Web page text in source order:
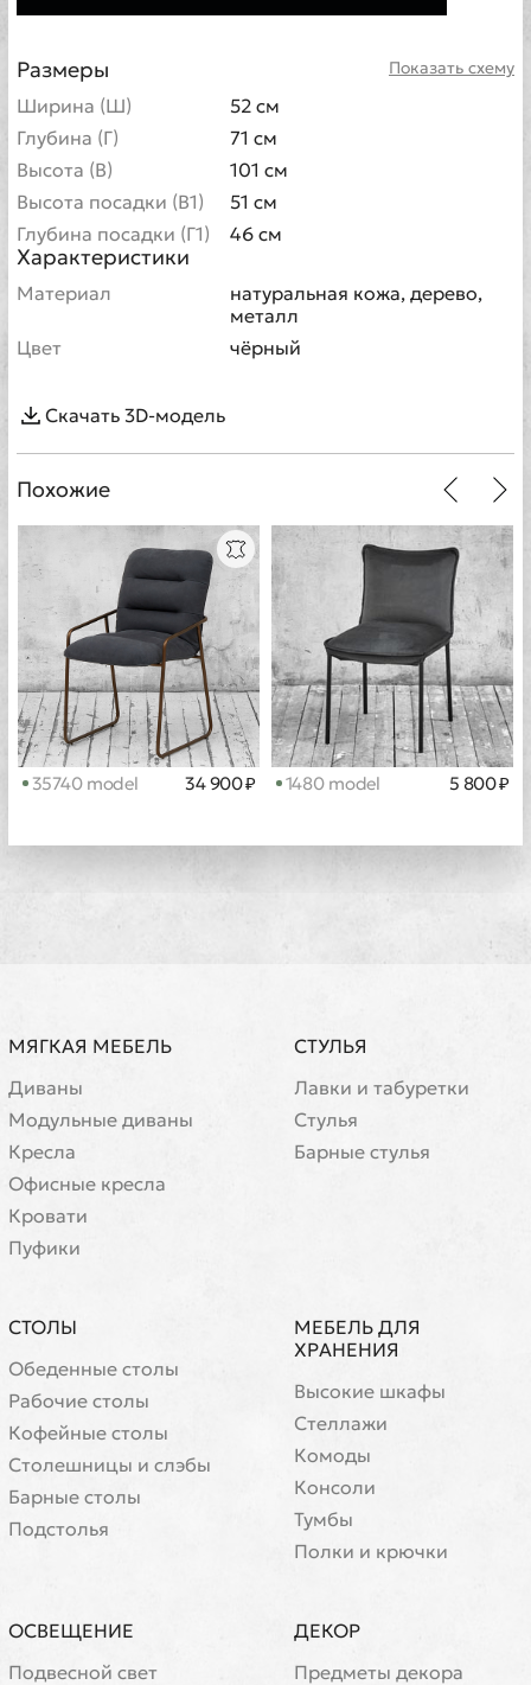
Показать схему
Размеры
Ширина (Ш)
52 см
Глубина (Г)
71 см
Высота (В)
101 см
Высота посадки (В1)
51 см
Глубина посадки (Г1)
46 см
Характеристики
Материал
натуральная кожа, дерево,
металл
Цвет
чёрный
Скачать 3D-модель
Похожие
35740 model 34 900 ₽ 1480 model 5 800 ₽
МЯГКАЯ МЕБЕЛЬ
Диваны
Модульные диваны
Кресла
Офисные кресла
Кровати
Пуфики
СТУЛЬЯ
Лавки и табуретки
Стулья
Барные стулья
СТОЛЫ
Обеденные столы
Рабочие столы
Кофейные столы
Cтолешницы и слэбы
Барные столы
Подстолья
МЕБЕЛЬ ДЛЯ
ХРАНЕНИЯ
Высокие шкафы
Стеллажи
Комоды
Консоли
Тумбы
Полки и крючки
ОСВЕЩЕНИЕ
Подвесной свет
ДЕКОР
Предметы декора